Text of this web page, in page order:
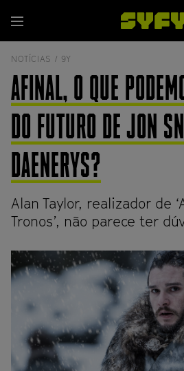
para
o
conteúdo
Menu
NOTÍCIAS / 9Y
AFINAL, O QUE
DO FUTURO DE JON
DAENERYS?
Alan Taylor, realizador de
Tronos’, não parece ter